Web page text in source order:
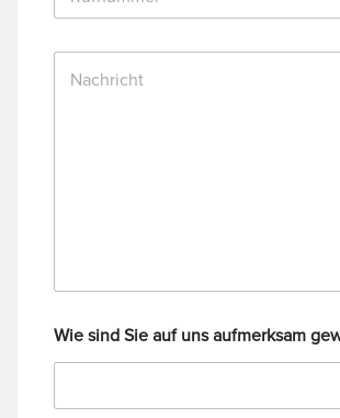
*f
N
Wie sind Sie auf uns aufmerksam